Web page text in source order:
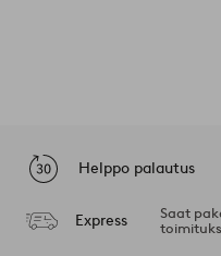
Helppo palautus
Express
Saat